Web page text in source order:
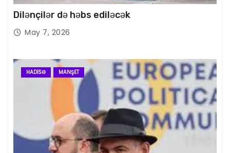
Dilənçilər də həbs ediləcək
May 7, 2026
HADISƏ MANŞET